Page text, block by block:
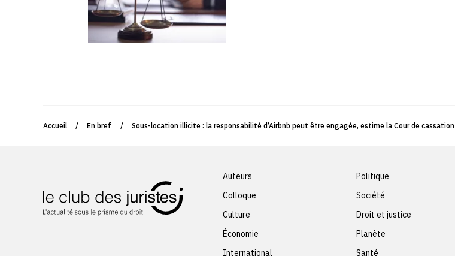
Accueil / En bref / Sous-location illicite : la responsabilité d’Airbnb peut être engagée, estime la Cour de cassation
Auteurs
Colloque
Culture
Économie
International
Politique
Société
Droit et justice
Planète
Santé